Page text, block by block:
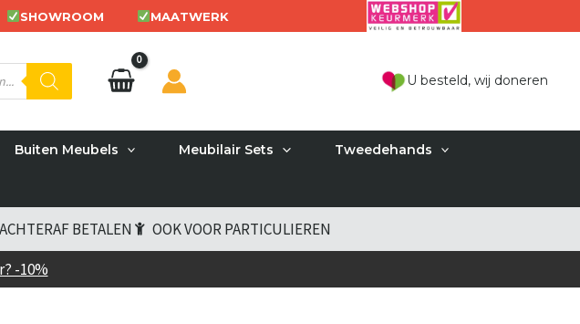
SHOWROOM MAATWERK
U besteld, wij doneren
Buiten Meubels Meubilair Sets Tweedehands
ACHTERAF BETALEN
OOK VOOR PARTICULIEREN
-10%